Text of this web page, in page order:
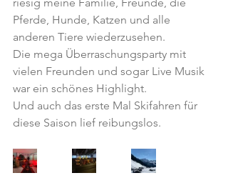
Pferde, Hunde, Katzen und alle
anderen Tiere wiederzusehen.
Die mega Überraschungsparty mit
vielen Freunden und sogar Live Musik
war ein schönes Highlight.
Und auch das erste Mal Skifahren für
diese Saison lief reibungslos.